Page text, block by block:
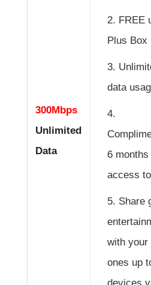
300Mbps
Unlimited
Data
FREE
Plus Box
data
6 months
access
Share
with your
ones up